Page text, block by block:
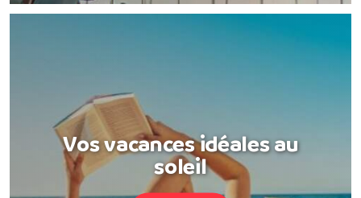
Vos vacances idéales au
soleil